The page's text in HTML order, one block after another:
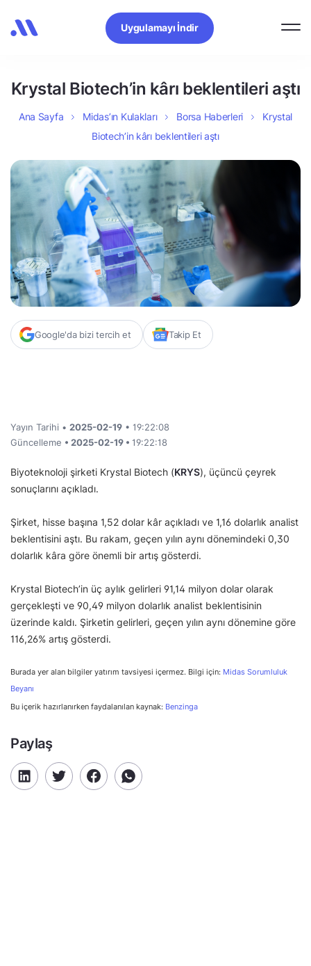
Uygulamayı İndir
Krystal Biotech’in kârı beklentileri aştı
Ana Sayfa Midas’ın Kulakları Borsa Haberleri
Krystal
Biotech’in kârı beklentileri aştı
Google'da bizi tercih et Takip Et
Yayın Tarihi • 2025-02-19 • 19:22:08
Güncelleme • 2025-02-19 • 19:22:18
Biyoteknoloji şirketi Krystal Biotech (KRYS), üçüncü çeyrek
sonuçlarını açıkladı.
Şirket, hisse başına 1,52 dolar kâr açıkladı ve 1,16 dolarlık analist
beklentisini aştı. Bu rakam, geçen yılın aynı dönemindeki 0,30
dolarlık kâra göre önemli bir artış gösterdi.
Krystal Biotech’in üç aylık gelirleri 91,14 milyon dolar olarak
gerçekleşti ve 90,49 milyon dolarlık analist beklentisinin
üzerinde kaldı. Şirketin gelirleri, geçen yılın aynı dönemine göre
116,26% artış gösterdi.
Burada yer alan bilgiler yatırım tavsiyesi içermez. Bilgi için: Midas Sorumluluk
Beyanı
Bu içerik hazırlanırken faydalanılan kaynak: Benzinga
Paylaş